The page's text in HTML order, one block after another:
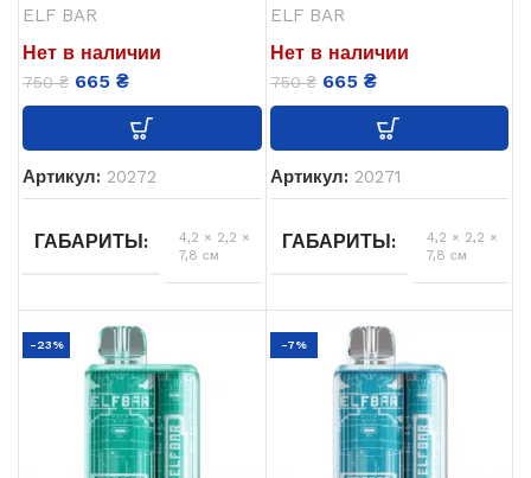
USB ЗАРЯДКА
ОБЬЕМ
USB ЗАРЯДКА
ELF BAR
Нет в наличии
750₴ 665 ₴
Артикул: 20272
ГАБАРИТЫ
4,2 × 2,2 ×
7,8 см
Виноград
БРЕНД ELF BAR
НИКОТИНА 5%
ELF BAR
Нет в наличии
750₴ 665 ₴
Артикул: 20271
ГАБАРИТЫ
4,2 × 2,2 ×
7,8 см
Энергетик
БРЕНД ELF BAR
НИКОТИНА 5%
-23% -7%